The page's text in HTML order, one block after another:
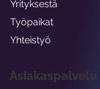
Asiakaspalvelu
Yrityksestä
Työpaikat
Yhteistyö